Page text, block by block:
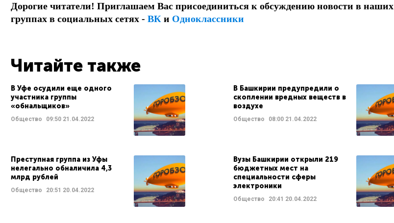
Дорогие читатели! Приглашаем Вас присоединиться к обсуждению новости в наших
группах в социальных сетях - ВК и Одноклассники
Читайте также
В Уфе осудили еще одного
участника группы
«обнальщиков»
Общество 09:50 21.04.2022
В Башкирии предупредили о
скоплении вредных веществ в
воздухе
Общество 08:0021.04.2022
Преступная группа из Уфы
нелегально обналичила 4,3
млрд рублей
Общество 20:51 20.04.2022
Вузы Башкирии открыли 219
бюджетных мест на
специальности сферы
электроники
Общество 20:41 20.04.2022